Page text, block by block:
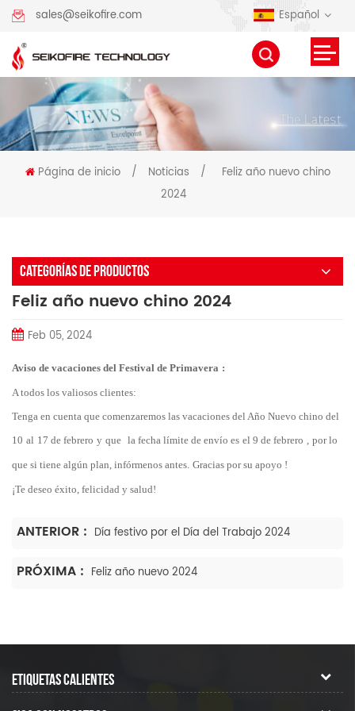
sales@seikofire.com Español
Página de inicio / Noticias /
Feliz año nuevo chino
2024
CATEGORÍAS DE PRODUCTOS
Feliz año nuevo chino 2024
Feb 05, 2024
Aviso de vacaciones del Festival de Primavera :
A todos los valiosos clientes:
Tenga en cuenta que comenzaremos las vacaciones del Año Nuevo chino del
10 al 17 de febrero y que la fecha límite de envío es el 9 de febrero , por lo
que si tiene algún plan, infórmenos antes. Gracias por su apoyo !
¡Te deseo éxito, felicidad y salud!
ANTERIOR : Día festivo por el Día del Trabajo 2024
PRÓXIMA : Feliz año nuevo 2024
ETIQUETAS CALIENTES